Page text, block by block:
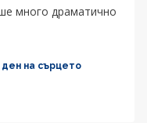
много драматично
на сърцето